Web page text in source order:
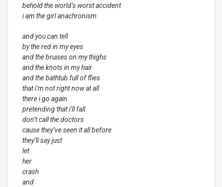
behold the world’s worst accident
i am the girl anachronism
and you can tell
by the red in my eyes
and the bruises on my thighs
and the knots in my hair
and the bathtub full of flies
that i’m not right now at all
there i go again
pretending that i’ll fall
don’t call the doctors
cause they’ve seen it all before
they’ll say just
let
her
crash
and